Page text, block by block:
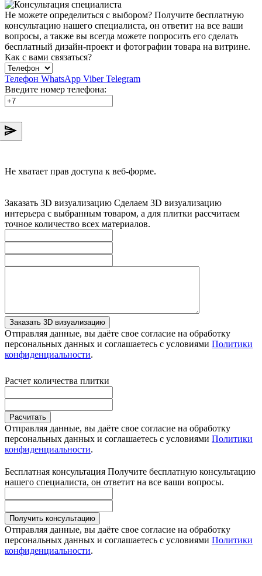
Не можете определиться с выбором? Получите бесплатную
консультацию нашего специалиста, он ответит на все ваши
вопросы, а также вы всегда можете попросить его сделать
бесплатный дизайн-проект и фотографии товара на витрине.
Как с вами связаться?
Телефон WhatsApp ViberTelegram
Введите номер телефона:
Не хватает прав доступа к веб-форме.
Заказать 3D визуализацию Сделаем 3D визуализацию
интерьера с выбранным товаром, а для плитки рассчитаем
точное количество всех материалов.
Заказать 3D визуализацию
Отправляя данные, вы даёте свое согласие на обработку
персональных данных и соглашаетесь с условиями Политики
конфиденциальности.
Расчет количества плитки
Расчитать
Отправляя данные, вы даёте свое согласие на обработку
персональных данных и соглашаетесь с условиями Политики
конфиденциальности.
Бесплатная консультация Получите бесплатную консультацию
нашего специалиста, он ответит на все ваши вопросы.
Получить консультацию
Отправляя данные, вы даёте свое согласие на обработку
персональных данных и соглашаетесь с условиями Политики
конфиденциальности.